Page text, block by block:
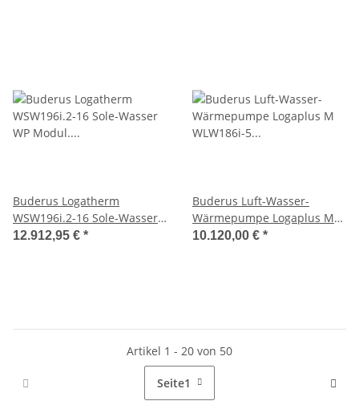
Buderus Logatherm
WSW196i.2-16 Sole-Wasser
WP Modul. WP,16kW
12.912,95 € *
Buderus Luft-Wasser-
Wärmepumpe Logaplus M
WLW186i-5 AR T180,
10.120,00 € *
Artikel 1 - 20 von 50
Seite1